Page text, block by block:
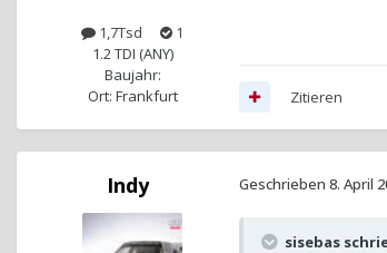
1,7Tsd
1
1.2 TDI (ANY)
Baujahr:
Ort: Frankfurt
Zitieren
Indy Geschrieben 8. April
sisebas